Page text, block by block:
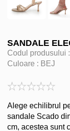
SANDALE
Codul produsului :
Culoare : BEJ
Alege echilibrul
sandale Scado
cm, acestea sunt